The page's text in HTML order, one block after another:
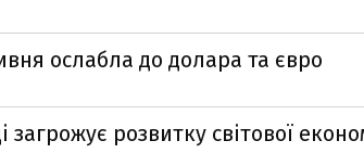
ослабла до долара та євро
загрожує розвитку світової